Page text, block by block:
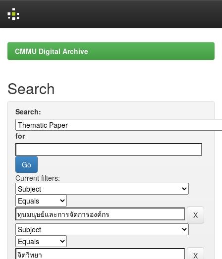
navigationCMMU Digital Archive
Search
Search:
for
Current filters: